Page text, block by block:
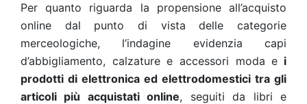
Per quanto riguarda la propensione all’acquisto
online dal punto di vista delle categorie
merceologiche, l’indagine evidenzia capi
d’abbigliamento, calzature e accessori moda e i
prodotti di elettronica ed elettrodomestici tra gli
articoli più acquistati online, seguiti da libri e